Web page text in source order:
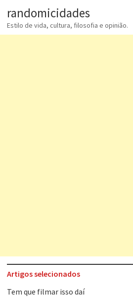
randomicidades
Estilo de vida, cultura, filosofia e opinião.
Artigos selecionados
Tem que filmar isso daí